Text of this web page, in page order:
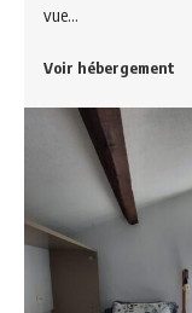
vue…
Voir hébergement